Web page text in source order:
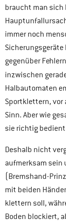
braucht man sich
immer noch
Sicherungsgeräte
gegenüber
inzwischen
Halbautomaten
Sportklettern, vor
Sinn. Aber wie
sie richtig
Deshalb nicht
aufmerksam sein
(Bremshand-
mit beiden
klettern soll,
Boden blockiert,